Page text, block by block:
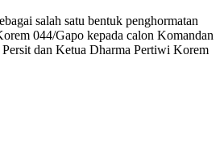
salah satu bentuk penghormatan
044/Gapo kepada calon Komandan
dan Ketua Dharma Pertiwi Korem